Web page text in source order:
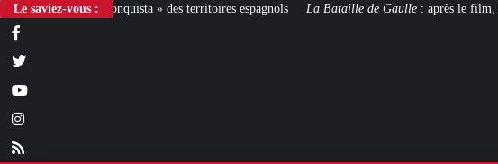
Le saviez-vous :
» des territoires espagnols La Bataille de Gaulle: après le film, les livres ! [CINÉMA]